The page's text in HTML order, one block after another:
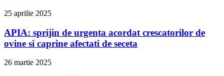
25 aprilie 2025
APIA: sprijin de urgenta acordat crescatorilor de
ovine si caprine afectati de seceta
26 martie 2025